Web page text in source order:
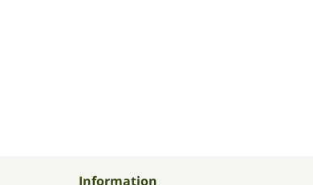
Information